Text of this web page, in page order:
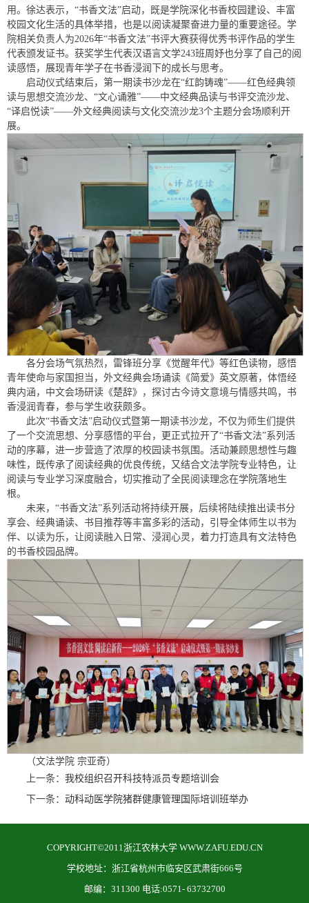
用。徐达表示，“书香文法”启动，既是学院深化书香校园建设、丰富
校园文化生活的具体举措，也是以阅读凝聚奋进力量的重要途径。学
院相关负责人为2026年“书香文法”书评大赛获得优秀书评作品的学生
代表颁发证书。获奖学生代表汉语言文学243班周妤也分享了自己的阅
读感悟，展现青年学子在书香浸润下的成长与思考。
启动仪式结束后，第一期读书沙龙在“红韵铸魂”——红色经典领
读与思想交流沙龙、“文心诵雅”——中文经典品读与书评交流沙龙、
“译启悦读”——外文经典阅读与文化交流沙龙3个主题分会场顺利开
展。
各分会场气氛热烈，雷锋班分享《觉醒年代》等红色读物，感悟
青年使命与家国担当，外文经典会场诵读《简爱》英文原著，体悟经
典内涵，中文会场研读《楚辞》，探讨古今诗文意境与情感共鸣，书
香浸润青春，参与学生收获颇多。
此次“书香文法”启动仪式暨第一期读书沙龙，不仅为师生们提供
了一个交流思想、分享感悟的平台，更正式拉开了“书香文法”系列活
动的序幕，进一步营造了浓厚的校园读书氛围。活动兼顾思想性与趣
味性，既传承了阅读经典的优良传统，又结合文法学院专业特色，让
阅读与专业学习深度融合，切实推动了全民阅读理念在学院落地生
根。
未来，“书香文法”系列活动将持续开展，后续将陆续推出读书分
享会、经典诵读、书目推荐等丰富多彩的活动，引导全体师生以书为
伴、以读为乐，让阅读融入日常、浸润心灵，着力打造具有文法特色
的书香校园品牌。
（文法学院 宗亚奇）
上一条： 我校组织召开科技特派员专题培训会
下一条： 动科动医学院猪群健康管理国际培训班举办
COPYRIGHT©2011浙江农林大学 WWW.ZAFU.EDU.CN
学校地址：浙江省杭州市临安区武肃街666号
邮编：311300 电话:0571- 63732700